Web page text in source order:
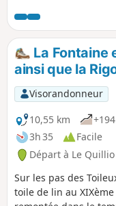
bois ou en bordure de
majorité se pratique
aussi, parfois, sur
fréquentées.
La Fontaine
ainsi que la
Visorandonneur
10,55 km
3h 35
Facile
Départ à Le
Sur les pas des
toile de lin au